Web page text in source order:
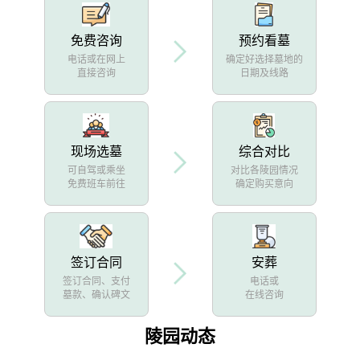
免费咨询
电话或在网上
直接咨询
预约看墓
确定好选择墓地的
日期及线路
现场选墓
可自驾或乘坐
免费班车前往
综合对比
对比各陵园情况
确定购买意向
签订合同
签订合同、支付
墓款、确认碑文
安葬
电话或
在线咨询
陵园动态